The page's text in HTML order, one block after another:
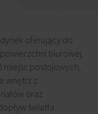
oferujący do
biurowej.
miejsc postojowych,
wnętrz z
oraz
światła